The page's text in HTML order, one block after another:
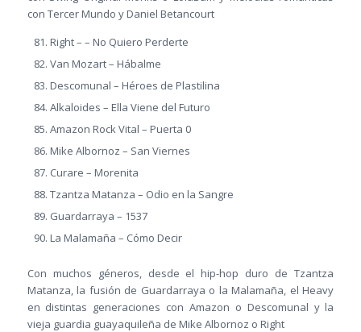
con Tercer Mundo y Daniel Betancourt
Right – – No Quiero Perderte
Van Mozart – Hábalme
Descomunal – Héroes de Plastilina
Alkaloides – Ella Viene del Futuro
Amazon Rock Vital – Puerta 0
Mike Albornoz – San Viernes
Curare – Morenita
Tzantza Matanza – Odio en la Sangre
Guardarraya – 1537
La Malamaña – Cómo Decir
Con muchos géneros, desde el hip-hop duro de Tzantza
Matanza, la fusión de Guardarraya o la Malamaña, el Heavy
en distintas generaciones con Amazon o Descomunal y la
vieja guardia guayaquileña de Mike Albornoz o Right